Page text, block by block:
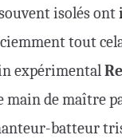
isolés ont
tout
expérimental
main de maître
batteur